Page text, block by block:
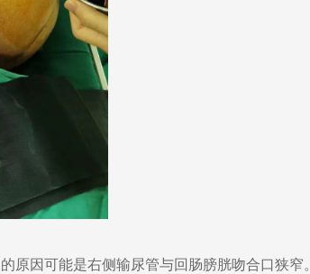
因可能是右侧输尿管与回肠膀胱吻合口狭窄